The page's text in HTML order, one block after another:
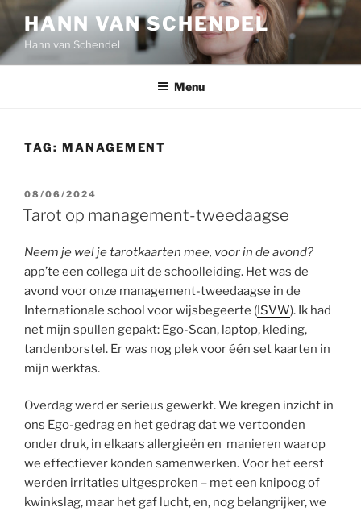
Ga
de
inhoud
HANN VAN SCHENDEL
Hann van Schendel
Menu
TAG: MANAGEMENT
GEPLAATST
OP
08/06/2024
Tarot op management-tweedaagse
Neem je wel je tarotkaarten mee, voor in de avond?
app’te een collega uit de schoolleiding. Het was de
avond voor onze management-tweedaagse in de
Internationale school voor wijsbegeerte (ISVW). Ik had
net mijn spullen gepakt: Ego-Scan, laptop, kleding,
tandenborstel. Er was nog plek voor één set kaarten in
mijn werktas.
Overdag werd er serieus gewerkt. We kregen inzicht in
ons Ego-gedrag en het gedrag dat we vertoonden
onder druk, in elkaars allergieën en manieren waarop
we effectiever konden samenwerken. Voor het eerst
werden irritaties uitgesproken – met een knipoog of
kwinkslag, maar het gaf lucht, en, nog belangrijker, we